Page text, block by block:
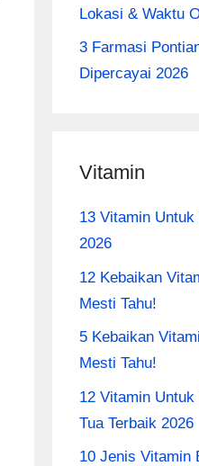
Lokasi & Waktu
3 Farmasi
Dipercayai 2026
Vitamin
13 Vitamin
2026
12 Kebaikan
Mesti Tahu!
5 Kebaikan
Mesti Tahu!
12 Vitamin Untuk
Tua Terbaik 2026
10 Jenis Vitamin